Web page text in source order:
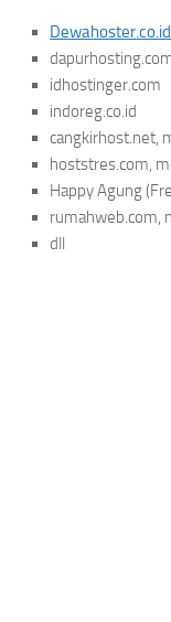
Dewahoster.co.id
idhostinger.com
indoreg.co.id
cangkirhost.net,
hoststres.com,
Happy Agung
rumahweb.com,
dll